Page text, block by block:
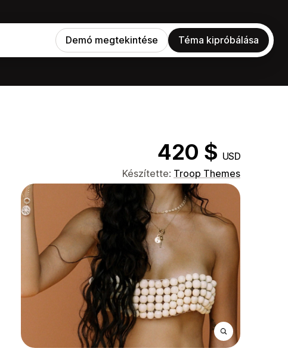
Demó megtekintése Téma kipróbálása
420 $ USD
Készítette: Troop Themes